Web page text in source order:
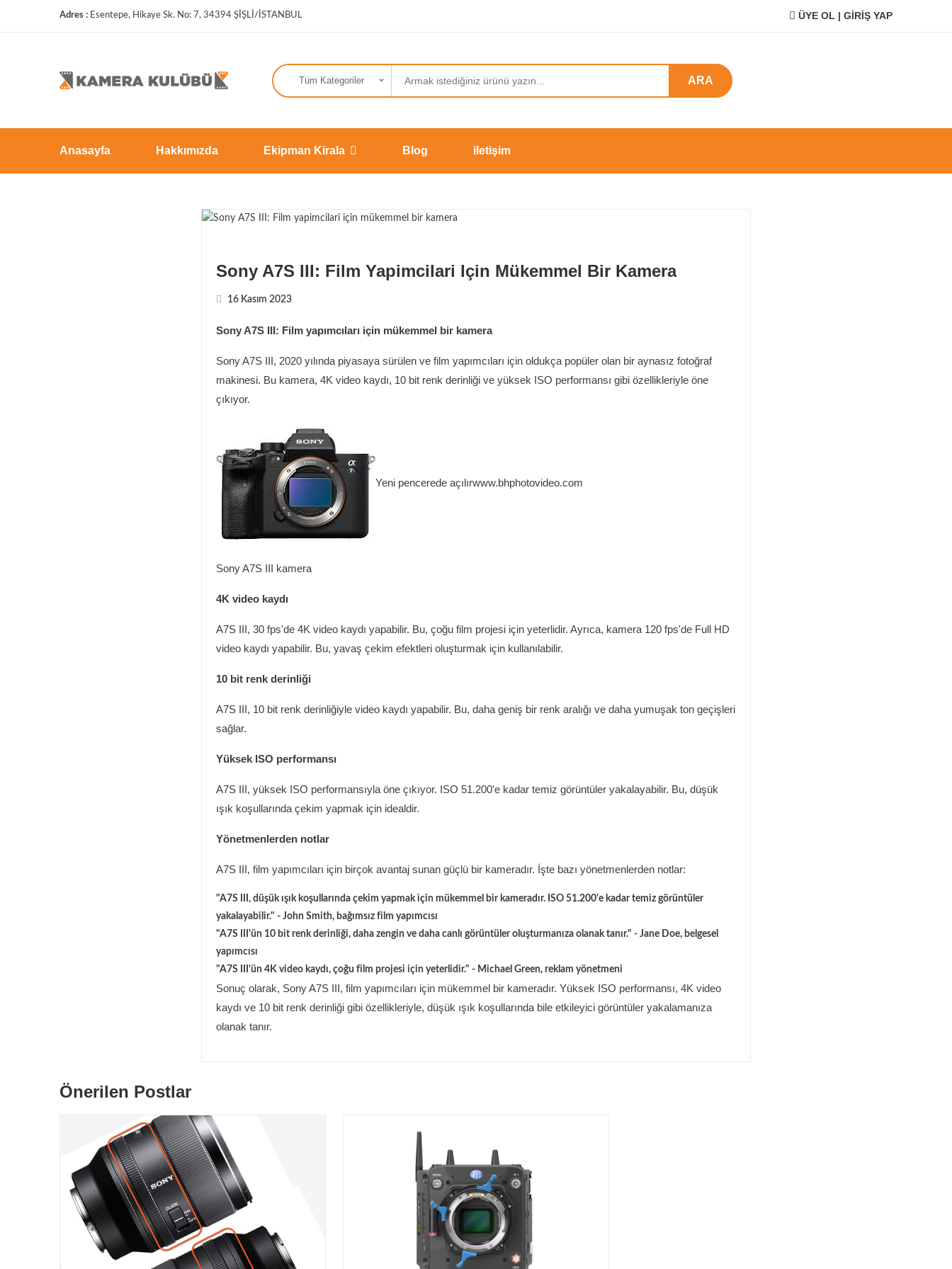
Adres : Esentepe, Hikaye Sk. No: 7, 34394 ŞİŞLİ/İSTANBUL ÜYE OL | GİRİŞ YAP
Tüm Kategoriler ARA
Anasayfa Hakkımızda Ekipman Kirala Blog iletişim
Sony A7S III: Film Yapimcilari Için Mükemmel Bir Kamera
16 Kasım 2023
Sony A7S III: Film yapımcıları için mükemmel bir kamera
Sony A7S III, 2020 yılında piyasaya sürülen ve film yapımcıları için oldukça popüler olan bir aynasız fotoğraf
makinesi. Bu kamera, 4K video kaydı, 10 bit renk derinliği ve yüksek ISO performansı gibi özellikleriyle öne
çıkıyor.
Yeni pencerede açılırwww.bhphotovideo.com
Sony A7S III kamera
4K video kaydı
A7S III, 30 fps'de 4K video kaydı yapabilir. Bu, çoğu film projesi için yeterlidir. Ayrıca, kamera 120 fps'de Full HD
video kaydı yapabilir. Bu, yavaş çekim efektleri oluşturmak için kullanılabilir.
10 bit renk derinliği
A7S III, 10 bit renk derinliğiyle video kaydı yapabilir. Bu, daha geniş bir renk aralığı ve daha yumuşak ton geçişleri
sağlar.
Yüksek ISO performansı
A7S III, yüksek ISO performansıyla öne çıkıyor. ISO 51.200'e kadar temiz görüntüler yakalayabilir. Bu, düşük
ışık koşullarında çekim yapmak için idealdir.
Yönetmenlerden notlar
A7S III, film yapımcıları için birçok avantaj sunan güçlü bir kameradır. İşte bazı yönetmenlerden notlar:
"A7S III, düşük ışık koşullarında çekim yapmak için mükemmel bir kameradır. ISO 51.200'e kadar temiz görüntüler
yakalayabilir." - John Smith, bağımsız film yapımcısı
"A7S III'ün 10 bit renk derinliği, daha zengin ve daha canlı görüntüler oluşturmanıza olanak tanır." - Jane Doe, belgesel
yapımcısı
"A7S III'ün 4K video kaydı, çoğu film projesi için yeterlidir." - Michael Green, reklam yönetmeni
Sonuç olarak, Sony A7S III, film yapımcıları için mükemmel bir kameradır. Yüksek ISO performansı, 4K video
kaydı ve 10 bit renk derinliği gibi özellikleriyle, düşük ışık koşullarında bile etkileyici görüntüler yakalamanıza
olanak tanır.
Önerilen Postlar